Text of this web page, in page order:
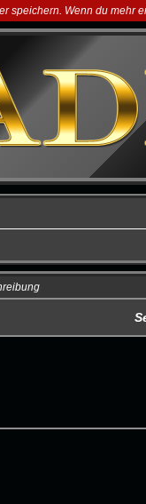
speichern. Wenn du mehr